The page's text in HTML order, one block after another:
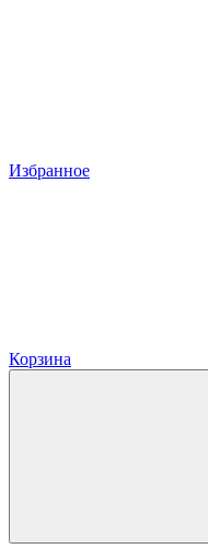
Избранное
Корзина